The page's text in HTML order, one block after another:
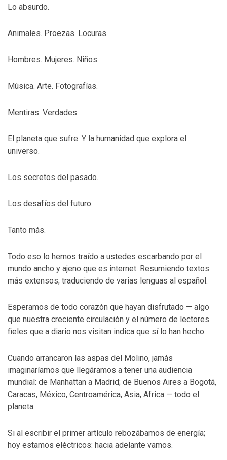
Lo absurdo.
Animales. Proezas. Locuras.
Hombres. Mujeres. Niños.
Música. Arte. Fotografías.
Mentiras. Verdades.
El planeta que sufre. Y la humanidad que explora el
universo.
Los secretos del pasado.
Los desafíos del futuro.
Tanto más.
Todo eso lo hemos traído a ustedes escarbando por el
mundo ancho y ajeno que es internet. Resumiendo textos
más extensos; traduciendo de varias lenguas al español.
Esperamos de todo corazón que hayan disfrutado — algo
que nuestra creciente circulación y el número de lectores
fieles que a diario nos visitan indica que sí lo han hecho.
Cuando arrancaron las aspas del Molino, jamás
imaginaríamos que llegáramos a tener una audiencia
mundial: de Manhattan a Madrid; de Buenos Aires a Bogotá,
Caracas, México, Centroamérica, Asia, Africa — todo el
planeta.
Si al escribir el primer artículo rebozábamos de energía;
hoy estamos eléctricos: hacia adelante vamos.